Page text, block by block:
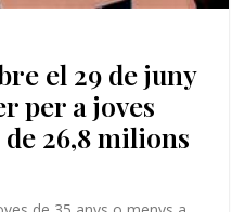
el 29 de juny
per a joves
26,8 milions